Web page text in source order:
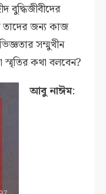
বুদ্ধিজীবীদের
তাদের জন্য কাজ
সম্মুখীন
কথা বলবেন?
আবু নাঈম: